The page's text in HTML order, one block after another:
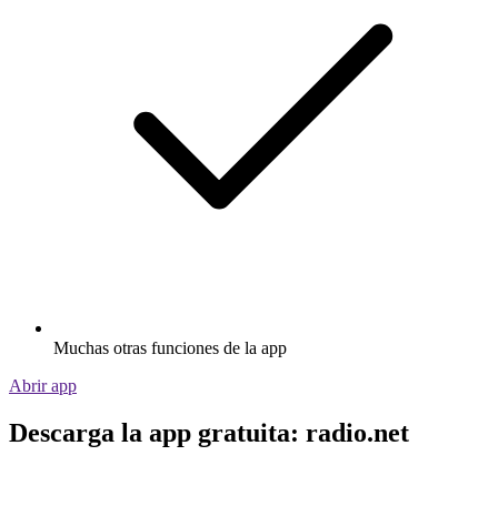
Muchas otras funciones de la app
Abrir app
Descarga la app gratuita: radio.net